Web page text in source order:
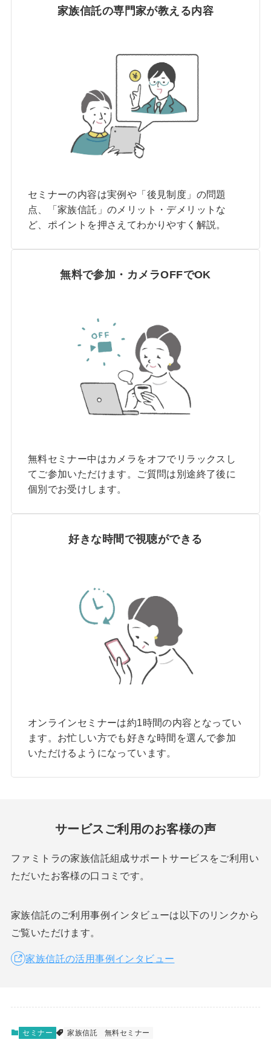
家族信託の専門家が教える内容
セミナーの内容は実例や「後見制度」の問題
点、「家族信託」のメリット・デメリットな
ど、ポイントを押さえてわかりやすく解説。
無料で参加・カメラOFFでOK
無料セミナー中はカメラをオフでリラックスし
てご参加いただけます。ご質問は別途終了後に
個別でお受けします。
好きな時間で視聴ができる
オンラインセミナーは約1時間の内容となってい
ます。お忙しい方でも好きな時間を選んで参加
いただけるようになっています。
サービスご利用のお客様の声
ファミトラの家族信託組成サポートサービスをご利用い
ただいたお客様の口コミです。
家族信託のご利用事例インタビューは以下のリンクから
ご覧いただけます。
家族信託の活用事例インタビュー
セミナー 家族信託 無料セミナー